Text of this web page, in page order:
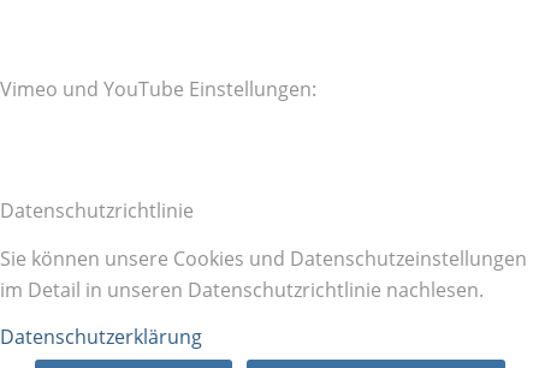
Vimeo und YouTube Einstellungen:
Datenschutzrichtlinie
Sie können unsere Cookies und Datenschutzeinstellungen
im Detail in unseren Datenschutzrichtlinie nachlesen.
Datenschutzerklärung